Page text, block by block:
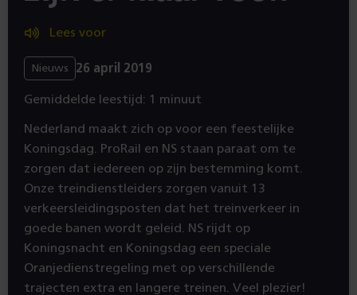
Lees voor
Nieuws 26 april 2019
Gemiddelde leestijd: 1 minuut
Nederland maakt zich op voor een feestelijke
Koningsdag. ProRail en NS staan paraat om te
zorgen dat iedereen op zijn bestemming komt.
Onze treindienstleiders zorgen vanuit 13
verkeersleidingsposten dat het treinverkeer in
goede banen wordt geleid. NS rijdt op
Koningsnacht en Koningsdag een speciale
Oranjedienstregeling met op verschillende
trajecten extra en langere treinen. Veel plezier!